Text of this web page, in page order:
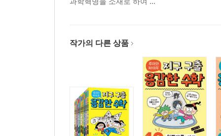
신은 기하학자
중력, 마술의 옷을 입고 나타나다
책을 마치며
부록1 프톨레마이오스의 화성 모델
작가의 다른 상품